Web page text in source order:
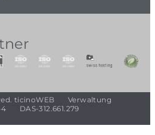
ticinoWEB
Verwaltung
4
DAS-312.661.279